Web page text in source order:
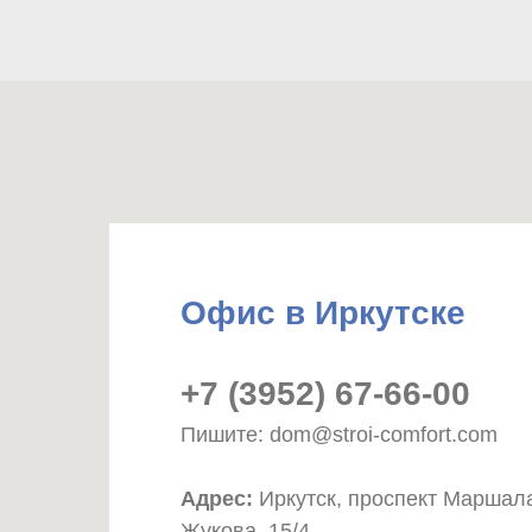
Офис в Иркутске
+7 (3952) 67-66-00
Пишите: dom@stroi-comfort.com
Адрес: Иркутск, проспект